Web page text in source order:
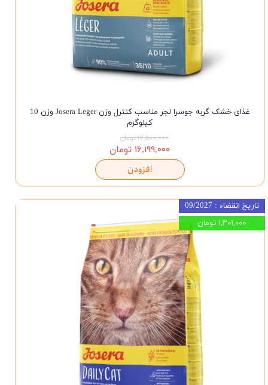
غذای خشک گربه جوسرا لجر مناسب کنترل وزن Josera Leger وزن 10
کیلوگرم
۱۷,۵۰۰,۰۰۰ تومان
۱۶,۱۹۹,۰۰۰ تومان
افزودن
تاریخ انقضاء : 09/2027
۱,۳۰۱,۰۰۰ تومان